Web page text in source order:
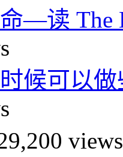
—读 The
候可以
views